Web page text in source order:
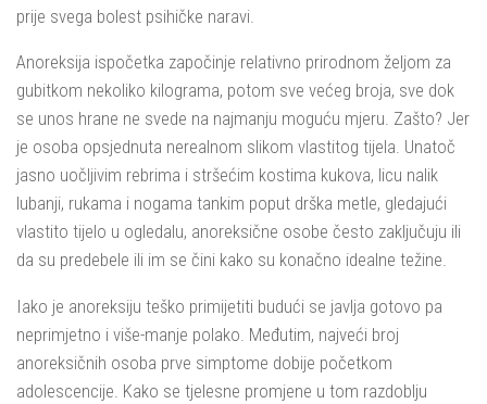
prije svega bolest psihičke naravi.
Anoreksija ispočetka započinje relativno prirodnom željom za
gubitkom nekoliko kilograma, potom sve većeg broja, sve dok
se unos hrane ne svede na najmanju moguću mjeru. Zašto? Jer
je osoba opsjednuta nerealnom slikom vlastitog tijela. Unatoč
jasno uočljivim rebrima i stršećim kostima kukova, licu nalik
lubanji, rukama i nogama tankim poput drška metle, gledajući
vlastito tijelo u ogledalu, anoreksične osobe često zaključuju ili
da su predebele ili im se čini kako su konačno idealne težine.
Iako je anoreksiju teško primijetiti budući se javlja gotovo pa
neprimjetno i više-manje polako. Međutim, najveći broj
anoreksičnih osoba prve simptome dobije početkom
adolescencije. Kako se tjelesne promjene u tom razdoblju